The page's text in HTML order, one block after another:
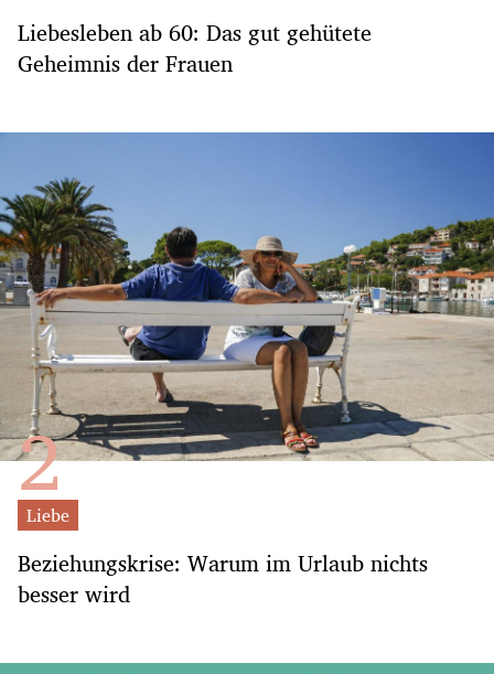
Liebesleben ab 60: Das gut gehütete
Geheimnis der Frauen
Liebe
Beziehungskrise: Warum im Urlaub nichts
besser wird